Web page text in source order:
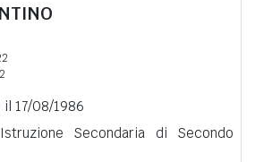
il 17/08/1986
Secondaria di Secondo